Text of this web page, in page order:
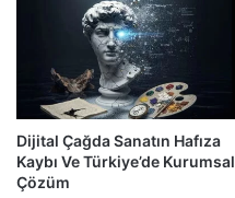
Dijital Çağda Sanatın Hafıza
Kaybı Ve Türkiye’de Kurumsal
Çözüm